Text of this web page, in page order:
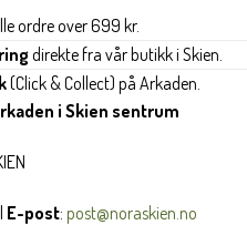
ordre over 699 kr.
direkte fra vår butikk i Skien.
(Click & Collect) på Arkaden.
i Skien sentrum
E-post: post@noraskien.no